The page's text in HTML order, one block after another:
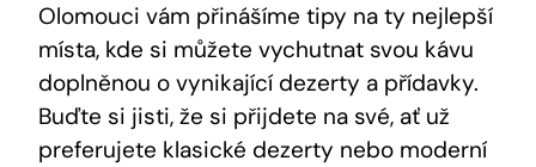
Olomouci vám přinášíme tipy na ty nejlepší
místa, kde si můžete vychutnat svou kávu
doplněnou ⁢o vynikající⁤ dezerty a přídavky.
Buďte si jisti, že‍ si přijdete na své, ať už
preferujete klasické dezerty ⁣nebo⁣ moderní